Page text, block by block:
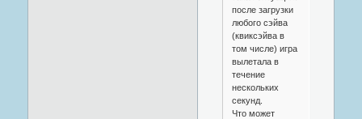
после загрузки
любого сэйва
(квиксэйва в
том числе) игра
вылетала в
течение
нескольких
секунд.
Что может